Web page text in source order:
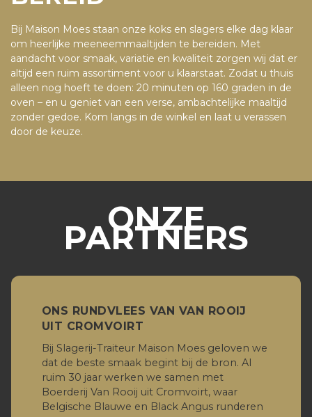
Bij Maison Moes staan onze koks en slagers elke dag klaar
om heerlijke meeneemmaaltijden te bereiden. Met
aandacht voor smaak, variatie en kwaliteit zorgen wij dat er
altijd een ruim assortiment voor u klaarstaat. Zodat u thuis
alleen nog hoeft te doen: 20 minuten op 160 graden in de
oven – en u geniet van een verse, ambachtelijke maaltijd
zonder gedoe. Kom langs in de winkel en laat u verassen
door de keuze.
ONZE
PARTNERS
ONS RUNDVLEES VAN VAN ROOIJ
UIT CROMVOIRT
Bij Slagerij-Traiteur Maison Moes geloven we
dat de beste smaak begint bij de bron. Al
ruim 30 jaar werken we samen met
Boerderij Van Rooij uit Cromvoirt, waar
Belgische Blauwe en Black Angus runderen